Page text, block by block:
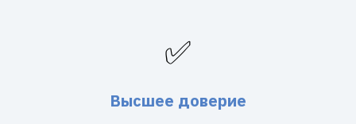
✅
Высшее доверие